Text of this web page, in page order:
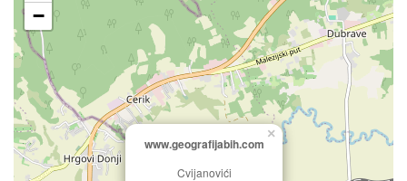
www.geografijabih.com
Cvijanovići
×
−